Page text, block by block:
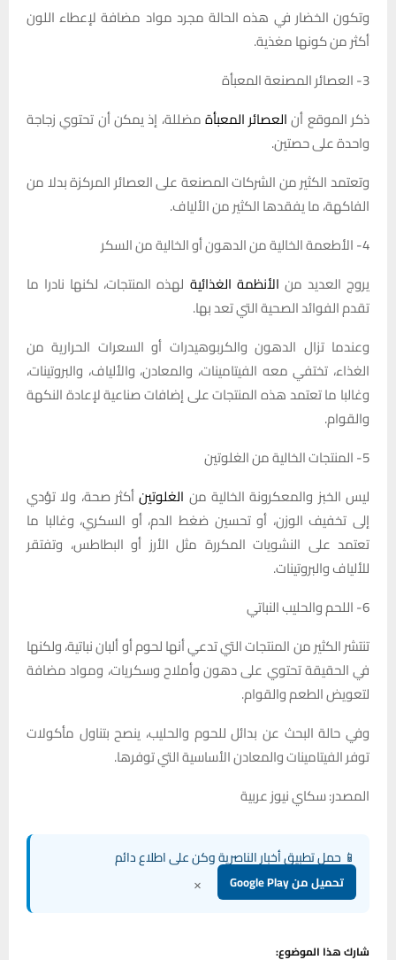
وتكون الخضار في هذه الحالة مجرد مواد مضافة لإعطاء اللون
أكثر من كونها مغذية.
3- العصائر المصنعة المعبأة
ذكر الموقع أنالعصائر المعبأةمضللة، إذ يمكن أن تحتوي زجاجة
واحدة على حصتين.
وتعتمد الكثير من الشركات المصنعة على العصائر المركزة بدلا من
الفاكهة، ما يفقدها الكثير من الألياف.
4- الأطعمة الخالية من الدهون أو الخالية من السكر
يروج العديد من الأنظمة الغذائية لهذه المنتجات، لكنها نادرا ما
تقدم الفوائد الصحية التي تعد بها.
وعندما تزال الدهون والكربوهيدرات أو السعرات الحرارية من
الغذاء، تختفي معه الفيتامينات، والمعادن، والألياف، والبروتينات،
وغالبا ما تعتمد هذه المنتجات على إضافات صناعية لإعادة النكهة
والقوام.
5- المنتجات الخالية من الغلوتين
ليس الخبز والمعكرونة الخالية من الغلوتينأكثر صحة، ولا تؤدي
إلى تخفيف الوزن، أو تحسين ضغط الدم، أو السكري، وغالبا ما
تعتمد على النشويات المكررة مثل الأرز أو البطاطس، وتفتقر
للألياف والبروتينات.
6- اللحم والحليب النباتي
تنتشر الكثير من المنتجات التي تدعي أنها لحوم أو ألبان نباتية، ولكنها
في الحقيقة تحتوي على دهون وأملاح وسكريات، ومواد مضافة
لتعويض الطعم والقوام.
وفي حالة البحث عن بدائل للحوم والحليب، ينصح بتناول مأكولات
توفر الفيتامينات والمعادن الأساسية التي توفرها.
المصدر: سكاي نيوز عربية
📱 حمل تطبيق أخبار الناصرية وكن على اطلاع دائم
تحميل من Google Play ×
شارك هذا الموضوع: